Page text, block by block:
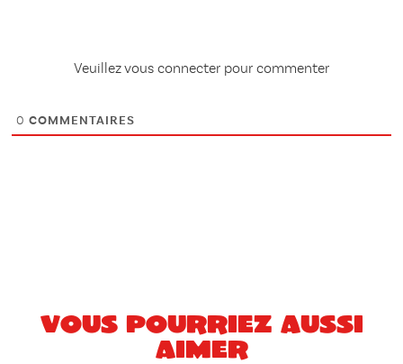
Veuillez vous connecter pour commenter
0 COMMENTAIRES
Vous pourriez aussi
aimer